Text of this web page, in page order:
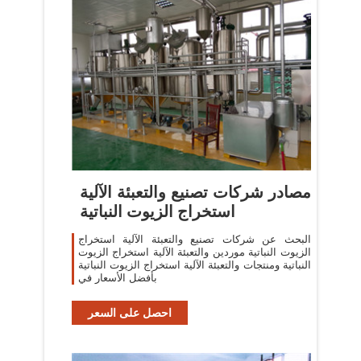
مصادر شركات تصنيع والتعبئة الآلية
استخراج الزيوت النباتية
البحث عن شركات تصنيع والتعبئة الآلية استخراج
الزيوت النباتية موردين والتعبئة الآلية استخراج الزيوت
النباتية ومنتجات والتعبئة الآلية استخراج الزيوت النباتية
بأفضل الأسعار في
احصل على السعر